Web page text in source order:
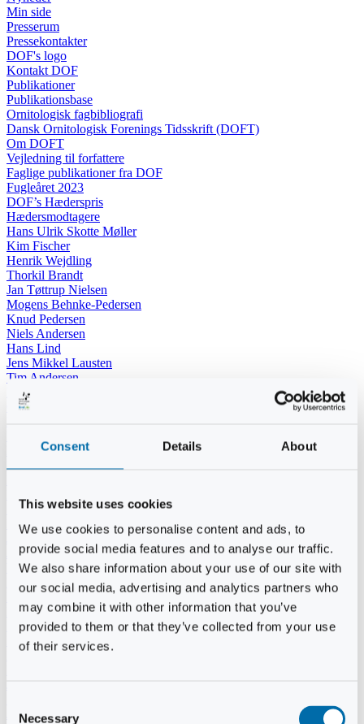
Consent Details About
This website uses cookies
We use cookies to personalise content and ads, to
provide social media features and to analyse our traffic.
We also share information about your use of our site with
our social media, advertising and analytics partners who
may combine it with other information that you’ve
provided to them or that they’ve collected from your use
of their services.
Necessary
Min side
Presserum
Pressekontakter
DOF's logo
Kontakt DOF
Publikationer
Publikationsbase
Ornitologisk fagbibliografi
Dansk Ornitologisk Forenings Tidsskrift (DOFT)
Om DOFT
Vejledning til forfattere
Faglige publikationer fra DOF
Fugleåret 2023
DOF’s Hæderspris
Hædersmodtagere
Hans Ulrik Skotte Møller
Kim Fischer
Henrik Wejdling
Thorkil Brandt
Jan Tøttrup Nielsen
Mogens Behnke-Pedersen
Knud Pedersen
Niels Andersen
Hans Lind
Jens Mikkel Lausten
Tim Andersen
Per Janfelt
Christian Hjorth
Kjeld Hansen
Niels Thomas Rosenberg
Svend Andersen
Bent Wigh
Jens-Kjeld Jensen
Jon Fjeldså
William Carøe Aarestrup
Erik Mølgaard
Klaus Malling Olsen
Brian Zobbe
Peter Lange
Kurt Due Johansen
Niels Peter Andreasen
Jesper Tofft